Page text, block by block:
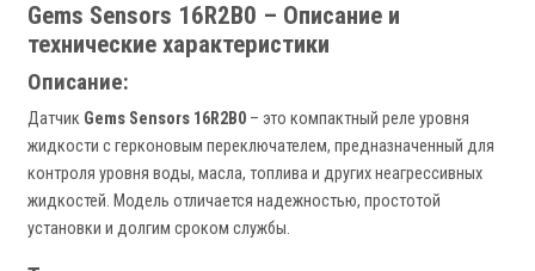
Gems Sensors 16R2B0 – Описание и
технические характеристики
Описание:
Датчик Gems Sensors 16R2B0 – это компактный реле уровня
жидкости с герконовым переключателем, предназначенный для
контроля уровня воды, масла, топлива и других неагрессивных
жидкостей. Модель отличается надежностью, простотой
установки и долгим сроком службы.